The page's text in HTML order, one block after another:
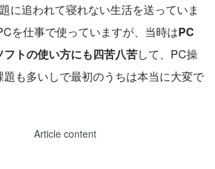
に追われて寝れない生活を送っていま
を仕事で使っていますが、当時はPC
トの使い方にも四苦八苦して、PC操
も多いしで最初のうちは本当に大変で